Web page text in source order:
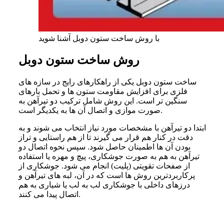
با روش ساخت ستون دوبل آشنا شوید
روش ساخت ستون دوبل
ساخت ستون دوبل یکی از راهکارهای رایج در سازه های
فلزی برای افزایش مقاومت ستون ها و تحمل بارهای
سنگین ‌تر است. این روش شامل ترکیب دو تیرآهن به‌
صورت موازی و اتصال آن ها به یکدیگر است.
ابتدا دو تیرآهن با مشخصات مورد نیاز انتخاب می ‌شوند و به
دقت در کنار هم قرار می ‌گیرند تا از هم ‌راستایی و تراز
بودن آن ها اطمینان حاصل شود. سپس نحوه اتصال دو
تیرآهن به هم به‌ صورت جوشکاری، پیچ و مهره یا استفاده
از صفحات تقویتی (پلیت) انجام می‌ شود. جوشکاری از
پرکاربردترین روش ها است که در آن، لبه های تیرآهن و
درزهای داخلی با جوشکاری لب به لب یا شیاری به هم
اتصال پیدا می ‌کنند.